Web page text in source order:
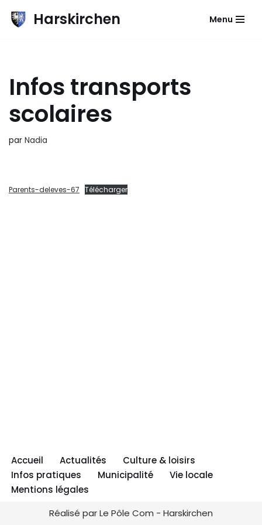
Aller
Harskirchen Menu
Infos transports
scolaires
par Nadia
Parents-deleves-67 Télécharger
Accueil Actualités
Culture & loisirs
Infos pratiques
Municipalité
Vie locale
Mentions légales
Réalisé par Le Pôle Com - Harskirchen